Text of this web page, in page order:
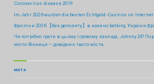
Coronavirus disease 2019
Im Jahr 2026 wurden die besten Echtgeld-Casinos im Internet
Фріспіни 2026 【без депозиту】в казино betking України
Чи потрібно грати в цьому ігровому закладі, Johnny24?
місто Вінниця — довідник твого міста.
META